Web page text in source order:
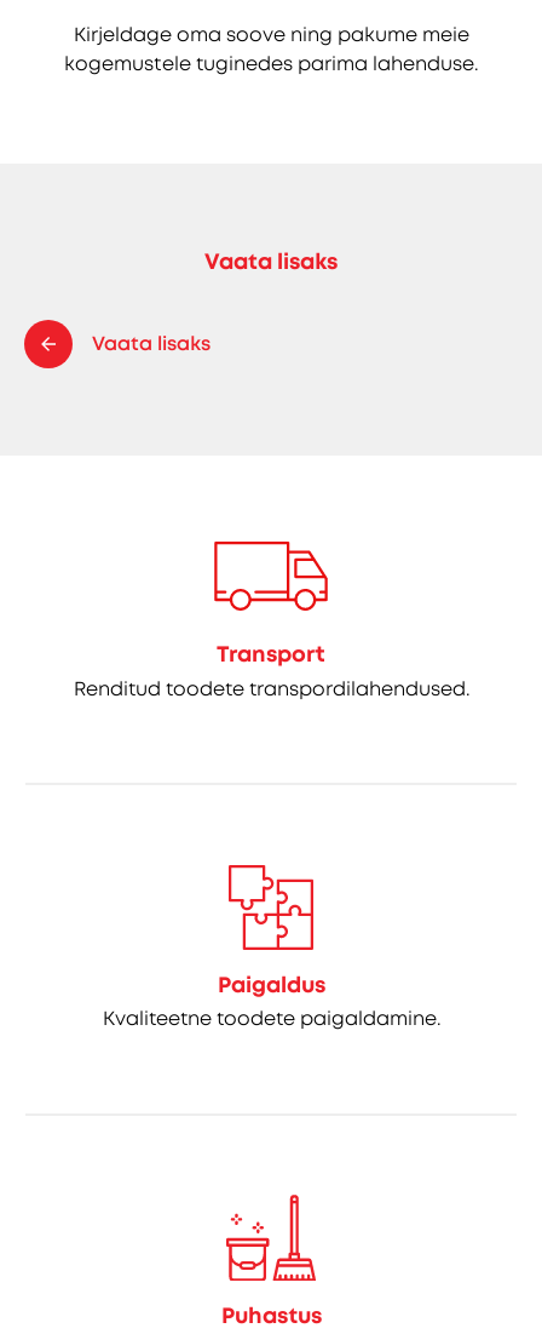
Kirjeldage oma soove ning pakume meie
kogemustele tuginedes parima lahenduse.
Vaata lisaks
Vaata lisaks
Transport
Renditud toodete transpordilahendused.
Paigaldus
Kvaliteetne toodete paigaldamine.
Puhastus